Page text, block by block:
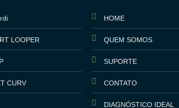
LOOPER
CURV
HOME
QUEM SOMOS
SUPORTE
CONTATO
DIAGNÓSTICO IDEAL